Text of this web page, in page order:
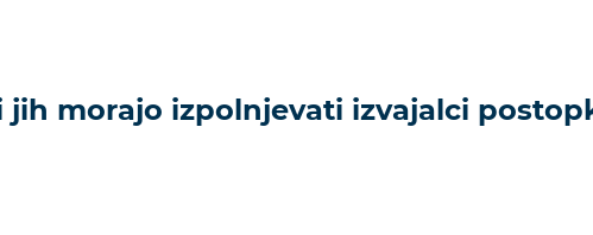
morajo izpolnjevati izvajalci